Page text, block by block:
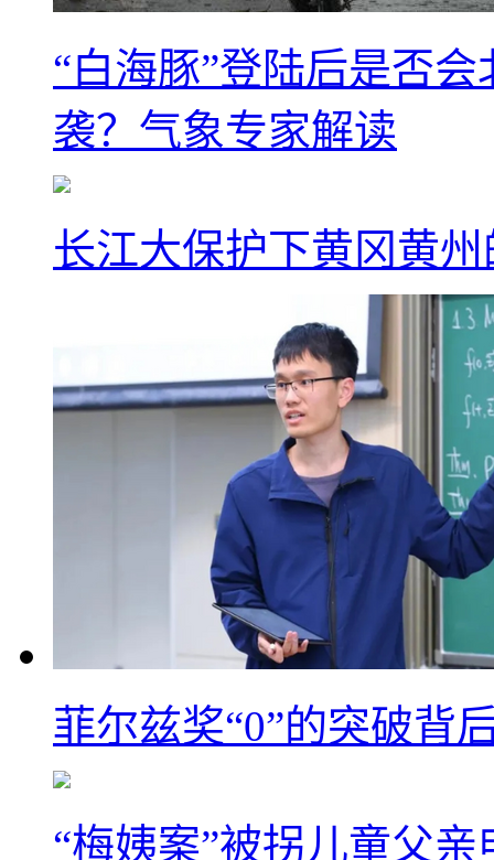
“白海豚”登陆后是否
袭？气象专家解读
长江大保护下黄冈黄
菲尔兹奖“0”的突破背
“梅姨案”被拐儿童父